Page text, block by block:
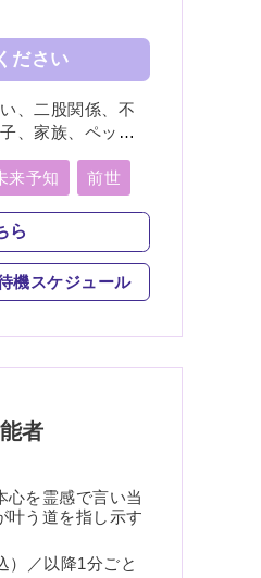
ださい
、二股関係、不
、家族、ペッ
来、育児、介
し、開運、故
霊相談
来予知 前世
祷
霊符
ら
機スケジュール
者
心を霊感で言い当
叶う道を指し示す
）／以降1分ごと